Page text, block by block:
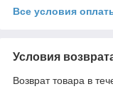
Все условия
Условия
Возврат товара в